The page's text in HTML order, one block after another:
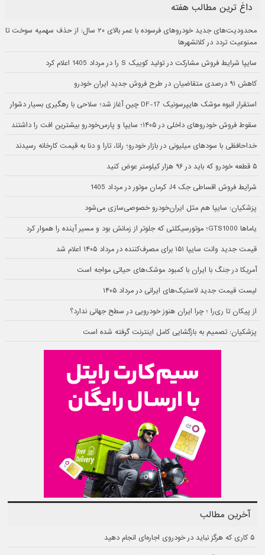
داغ ترین مطالب هفته
محدودیت‌های جدید خودروهای فرسوده با عمر بالای ۲۰ سال: از حذف سهمیه سوخت تا
ممنوعیت تردد در کلانشهرها
سایپا شرایط فروش مشارکت در تولید کوییک S را در مرداد 1405 اعلام کرد
کاهش ۹۱ درصدی متقاضیان در طرح فروش جدید ایران خودرو
استقرار انبوه موشک هایپرسونیک DF-17 چین آغاز شد؛ سلاحی با رهگیری بسیار دشوار
سقوط فروش خودروهای داخلی در ۱۴۰۵؛ سایپا و پارس‌خودرو بیشترین افت را داشتند
خداحافظی با سودهای میلیونی در بازار خودرو؛ رانا، تارا و دنا به قیمت کارخانه رسیدند
۵ قطعه خودرو که باید در ۹۶ هزار کیلومتر عوض کنید
شرایط فروش اقساطی جک J4 کرمان موتور در مرداد 1405
پزشکیان: سایپا هم مثل ایران‌خودرو خصوصی‌سازی می‌شود
یاماها GTS1000؛ موتورسیکلتی که جلوتر از زمانش بود و مسیر آینده را هموار کرد
قیمت جدید وانت سایپا ۱۵۱ برای مصرف‌کننده در مرداد ۱۴۰۵ اعلام شد
آمریکا در جنگ با ایران با کمبود موشک‌های حیاتی مواجه است
لیست قیمت جدید لاستیک‌های ایرانی در مرداد ۱۴۰۵
از پیکان تا ری‌را ؛ چرا ایران هنوز خودرویی در سطح جهانی ندارد؟
پزشکیان: تصمیم به بازگشایی کامل اینترنت گرفته شده است
آخرین مطالب
۵ کاری که هرگز نباید در خودروی اجاره‌ای انجام دهید